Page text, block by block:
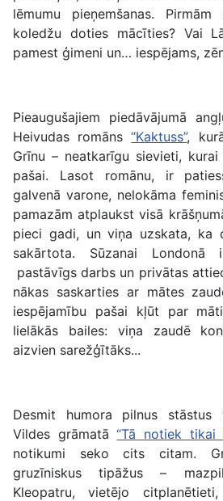
lēmumu pieņemšanas.
koledžu doties mācīties? Vai
pamest ģimeni un… iespējams,
Pieaugušajiem piedāvājumā
Heivudas romāns“Kaktuss”,
Grīnu – neatkarīgu sievieti,
pašai. Lasot romānu, ir
galvenā varone, nelokāma
pamazām atplaukst visā
pieci gadi, un viņa uzskata, ka
sakārtota. Sūzanai Londonā
pastāvīgs darbs un privātas
nākas saskarties ar mātes
iespējamību pašai kļūt par
lielākās bailes: viņa zaudē
aizvien sarežģītāks...
Desmit humora pilnus stāstus
Vildes grāmatā“Tā notiek tikai
notikumi seko cits citam.
gruzīniskus tipāžus –
Kleopatru, vietējo